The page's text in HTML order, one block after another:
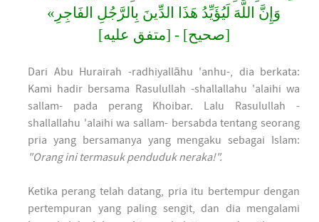
وَإِنَّ اللَّهَ لَيُؤَيِّدُ هَذَا الدِّينَ بِالرَّجُلِ الفَاجِرِ»
[صحيح] - [متفق عليه]
Dari Abu Hurairah -radhiyallāhu 'anhu-, dia berkata:
Kami hadir bersama Rasulullah -shallallahu 'alaihi wa
sallam- pada perang Khoibar. Lalu Rasulullah -
shallallahu 'alaihi wa sallam- bersabda tentang seorang
pria yang bersamanya yang mengaku sebagai Islam:
"Orang ini termasuk penduduk neraka!".
Ketika perang telah datang, pria itu bertempur dengan
pertempuran yang paling sengit, dan dia mengalami